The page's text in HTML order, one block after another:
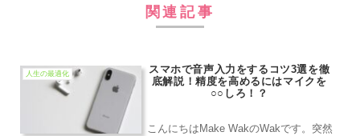
関連記事
人生の最適化
スマホで音声入力をするコツ3選を徹
底解説！精度を高めるにはマイクを
○○しろ！？
こんにちはMake WakのWakです。突然